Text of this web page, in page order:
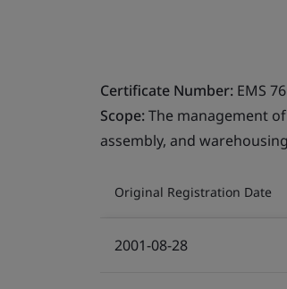
Certificate Number: EMS
Scope:The management
assembly, and
Original Registration Date
2001-08-28